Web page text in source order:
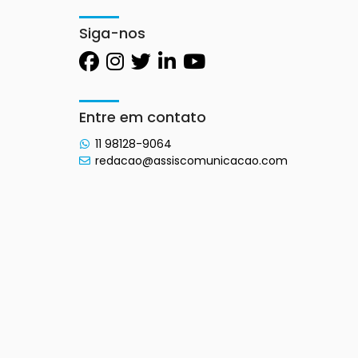
Siga-nos
Entre em contato
11 98128-9064
redacao@assiscomunicacao.com